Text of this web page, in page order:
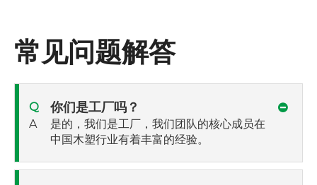
常见问题解答
Q 你们是工厂吗？
A
是的，我们是工厂，我们团队的核心成员在
中国木塑行业有着丰富的经验。